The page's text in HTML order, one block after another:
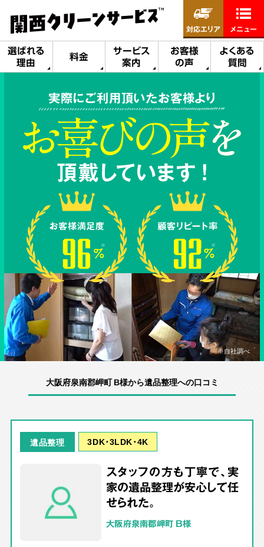
選ばれる
理由
料金
サービス
案内
お客様
の声
よくある
質問
対応エリア メニュー
実際にご利用頂いたお客様より
※自社調べ
大阪府泉南郡岬町 B様から遺品整理への口コミ
遺品整理 3DK･3LDK･4K
スタッフの方も丁寧で、実
家の遺品整理が安心して任
せられた。
大阪府泉南郡岬町 B様